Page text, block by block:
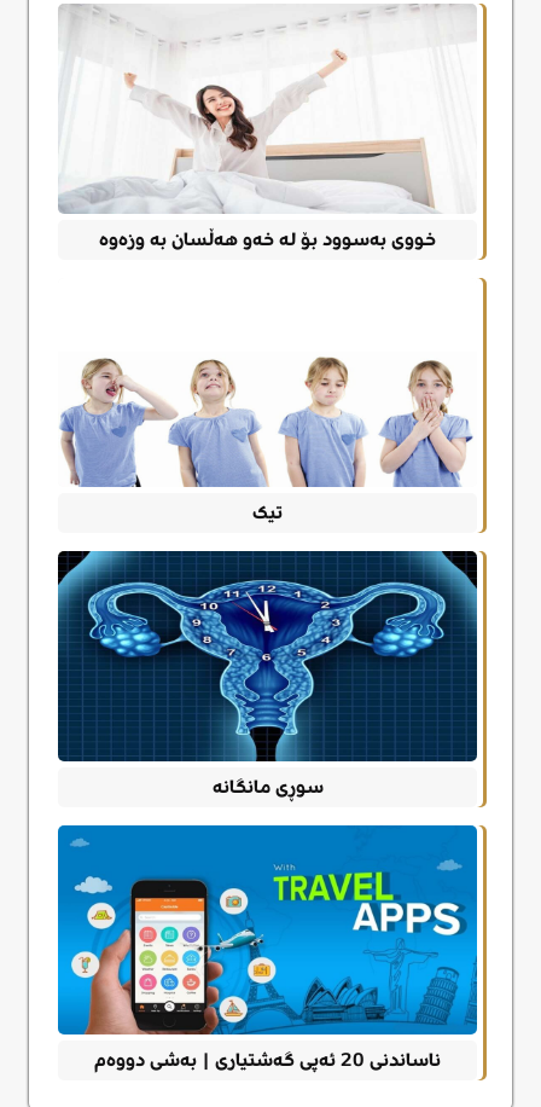
خووی بەسوود بۆ لە خەو هەڵسان بە وزەوه
تیک
سوڕی مانگانە
ناساندنی 20 ئەپی گەشتیاری | بەشی دووەم